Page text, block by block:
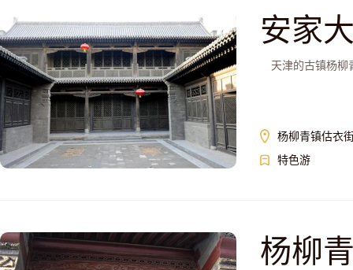
安家
天津的古镇杨柳
杨柳青镇估衣
特色游
杨柳